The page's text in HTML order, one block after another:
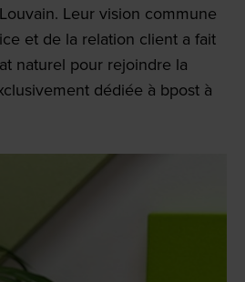
Leur vision commune
et de la relation client a fait
naturel pour rejoindre la
dédiée à bpost à